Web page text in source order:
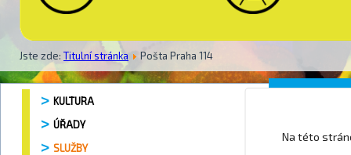
Jste zde: Titulní stránka Pošta Praha 114
KULTURA
ÚŘADY
SLUŽBY
Na této